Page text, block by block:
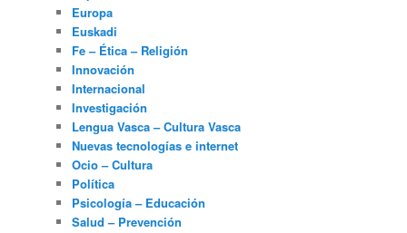
Europa
Euskadi
Fe – Ética – Religión
Innovación
Internacional
Investigación
Lengua Vasca – Cultura Vasca
Nuevas tecnologías e internet
Ocio – Cultura
Política
Psicología – Educación
Salud – Prevención